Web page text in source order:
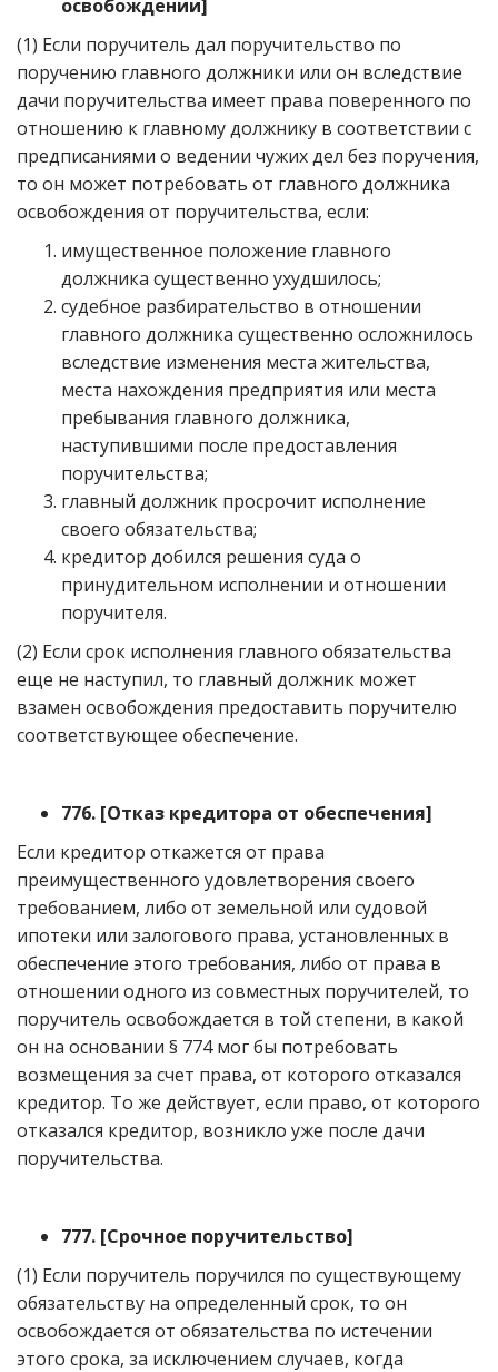
освобождении]
(1) Если поручитель дал поручительство по
поручению главного должники или он вследствие
дачи поручительства имеет права поверенного по
отношению к главному должнику в соответствии с
предписаниями о ведении чужих дел без поручения,
то он может потребовать от главного должника
освобождения от поручительства, если:
имущественное положение главного
должника существенно ухудшилось;
судебное разбирательство в отношении
главного должника существенно осложнилось
вследствие изменения места жительства,
места нахождения предприятия или места
пребывания главного должника,
наступившими после предоставления
поручительства;
главный должник просрочит исполнение
своего обязательства;
кредитор добился решения суда о
принудительном исполнении и отношении
поручителя.
(2) Если срок исполнения главного обязательства
еще не наступил, то главный должник может
взамен освобождения предоставить поручителю
соответствующее обеспечение.
776. [Отказ кредитора от обеспечения]
Если кредитор откажется от права
преимущественного удовлетворения своего
требованием, либо от земельной или судовой
ипотеки или залогового права, установленных в
обеспечение этого требования, либо от права в
отношении одного из совместных поручителей, то
поручитель освобождается в той степени, в какой
он на основании § 774 мог бы потребовать
возмещения за счет права, от которого отказался
кредитор. То же действует, если право, от которого
отказался кредитор, возникло уже после дачи
поручительства.
777. [Срочное поручительство]
(1) Если поручитель поручился по существующему
обязательству на определенный срок, то он
освобождается от обязательства по истечении
этого срока, за исключением случаев, когда